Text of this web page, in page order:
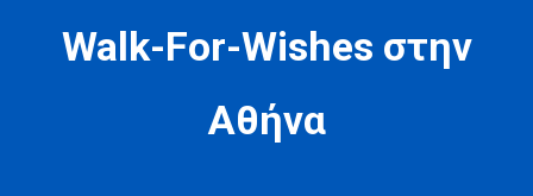
Walk-For-Wishes στην
Αθήνα